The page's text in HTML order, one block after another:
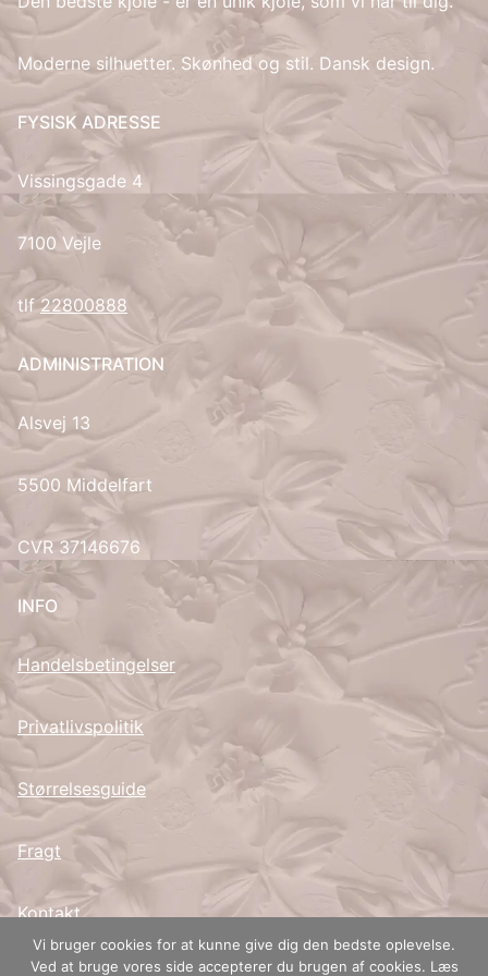
IT
PL
PT
Moderne silhuetter. Skønhed og stil. Dansk design.
FYSISK ADRESSE
Vissingsgade 4
7100 Vejle
tlf22800888
ADMINISTRATION
Alsvej 13
5500 Middelfart
CVR 37146676
INFO
Handelsbetingelser
Privatlivspolitik
Størrelsesguide
Fragt
Kontakt
Vi bruger cookies for at kunne give dig den bedste oplevelse.
Ved at bruge vores side accepterer du brugen af cookies. Læs